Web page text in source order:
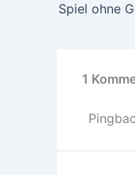
Spiel ohne
1